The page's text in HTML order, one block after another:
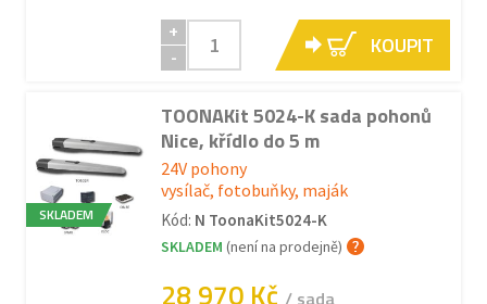
+
-
KOUPIT
SKLADEM
TOONAKit 5024-K sada pohonů
Nice, křídlo do 5 m
24V pohony
vysílač, fotobuňky, maják
Kód: N ToonaKit5024-K
SKLADEM (není na prodejně)
28 970 Kč / sada